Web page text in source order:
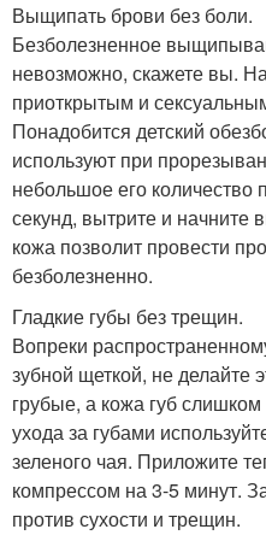
Выщипать брови без боли.
Безболезненное
невозможно, скажете вы.
приоткрытым и
Понадобится детский
используют при
небольшое его количество
секунд, вытрите и
кожа позволит провести
безболезненно.
Гладкие губы без трещин.
Вопреки
зубной щеткой, не делайте
грубые, а кожа губ
ухода за губами
зеленого чая. Приложите
компрессом на 3-5 минут.
против сухости и трещин.